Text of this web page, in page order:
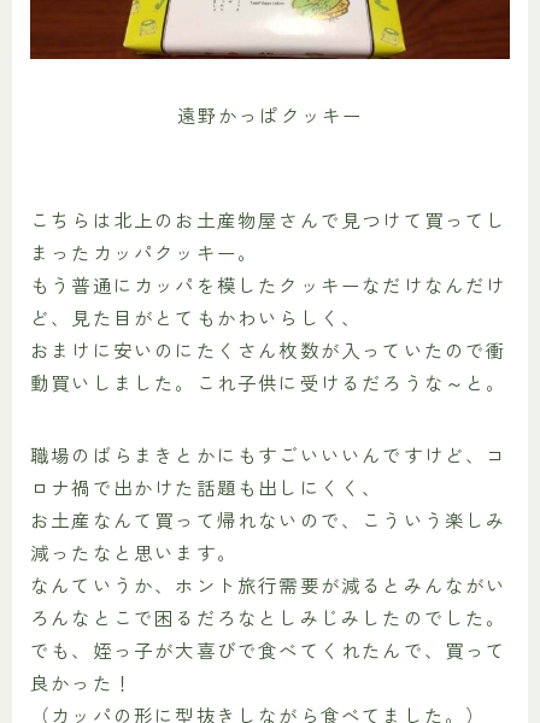
遠野かっぱクッキー
こちらは北上のお土産物屋さんで見つけて買ってし
まったカッパクッキー。
もう普通にカッパを模したクッキーなだけなんだけ
ど、見た目がとてもかわいらしく、
おまけに安いのにたくさん枚数が入っていたので衝
動買いしました。これ子供に受けるだろうな～と。
職場のばらまきとかにもすごいいいんですけど、コ
ロナ禍で出かけた話題も出しにくく、
お土産なんて買って帰れないので、こういう楽しみ
減ったなと思います。
なんていうか、ホント旅行需要が減るとみんながい
ろんなとこで困るだろなとしみじみしたのでした。
でも、姪っ子が大喜びで食べてくれたんで、買って
良かった！
（カッパの形に型抜きしながら食べてました。）